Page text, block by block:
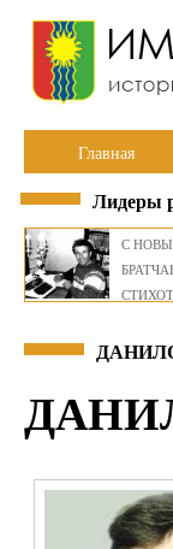
Главная
Лидеры
С